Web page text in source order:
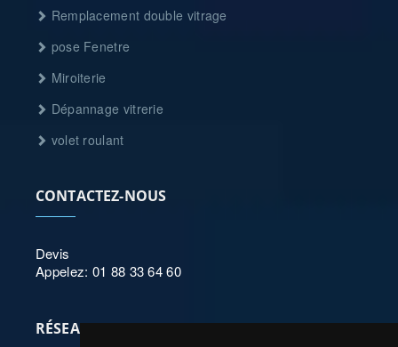
Remplacement double vitrage
pose Fenetre
Miroiterie
Dépannage vitrerie
volet roulant
CONTACTEZ-NOUS
Devis
Appelez: 01 88 33 64 60
RÉSEAUX SOCIAUX